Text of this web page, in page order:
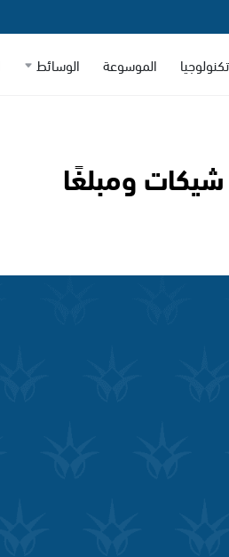
الموسوعة الوسائط
ومبلغًا